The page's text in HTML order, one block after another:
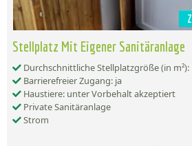
Stellplatz Mit Eigener Sanitäranlage
Durchschnittliche Stellplatzgröße (in m²):
Barrierefreier Zugang: ja
Haustiere: unter Vorbehalt akzeptiert
Private Sanitäranlage
Strom